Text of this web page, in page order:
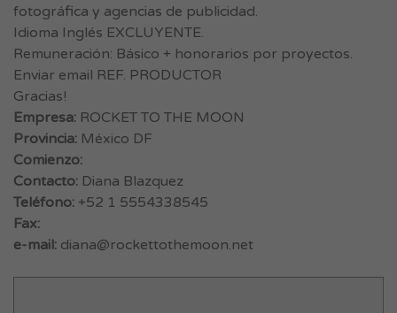
fotográfica y agencias de publicidad.
Idioma Inglés EXCLUYENTE.
Remuneración: Básico + honorarios por proyectos.
Enviar email REF. PRODUCTOR
Gracias!
Empresa: ROCKET TO THE MOON
Provincia: México DF
Comienzo:
Contacto: Diana Blazquez
Teléfono: +52 1 5554338545
Fax:
e-mail: diana@rockettothemoon.net